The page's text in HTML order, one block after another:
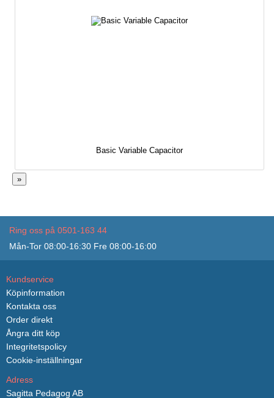
Basic Variable Capacitor
»
Ring oss på 0501-163 44
Mån-Tor 08:00-16:30 Fre 08:00-16:00
Kundservice
Köpinformation
Kontakta oss
Order direkt
Ångra ditt köp
Integritetspolicy
Cookie-inställningar
Adress
Sagitta Pedagog AB